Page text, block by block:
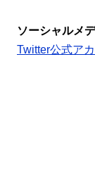
ソーシャルメ
Twitter公式ア